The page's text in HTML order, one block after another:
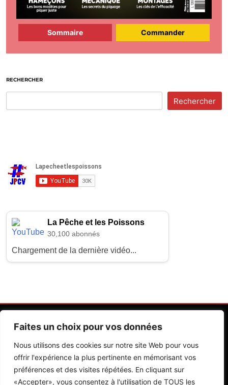
Faites un choix pour vos données
Nous utilisons des cookies sur notre site Web pour vous
offrir l'expérience la plus pertinente en mémorisant vos
préférences et des visites répétées. En cliquant sur
«Accepter», vous consentez à l'utilisation de TOUS les
Sommaire Commander
RECHERCHER
Rechercher
La Pêche et les Poissons
30,100 abonnés
Chargement de la dernière vidéo...
Contactez Nos Rédactions Mentions Légales